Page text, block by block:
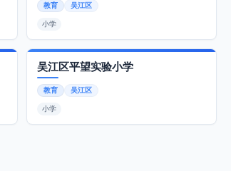
教育 吴江区
小学
吴江区平望实验小学
教育 吴江区
小学